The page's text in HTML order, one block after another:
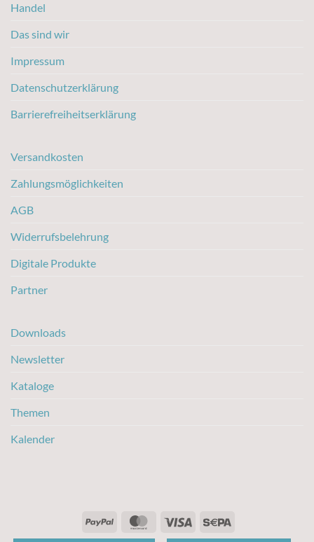
Handel
Das sind wir
Impressum
Datenschutzerklärung
Barrierefreiheitserklärung
Versandkosten
Zahlungsmöglichkeiten
AGB
Widerrufsbelehrung
Digitale Produkte
Partner
Downloads
Newsletter
Kataloge
Themen
Kalender
PayPal MasterCard
Visa Sepa